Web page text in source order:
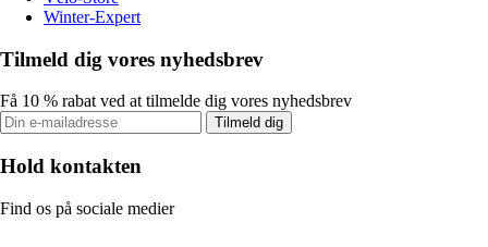
Winter-Expert
Tilmeld dig vores nyhedsbrev
Få 10 % rabat ved at tilmelde dig vores nyhedsbrev
Tilmeld dig
Hold kontakten
Find os på sociale medier